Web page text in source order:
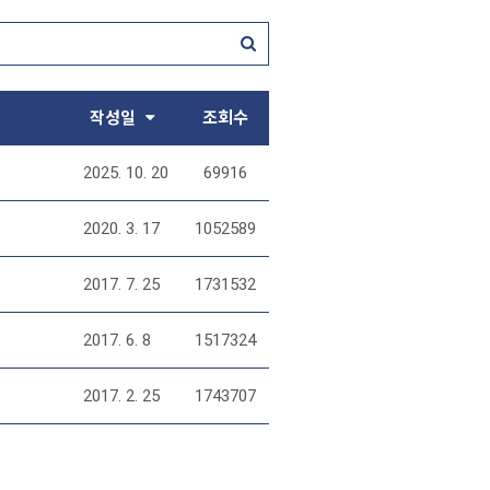
작성일 조회수
2025. 10. 20 69916
2020. 3. 17 1052589
2017. 7. 25 1731532
2017. 6. 8 1517324
2017. 2. 25 1743707